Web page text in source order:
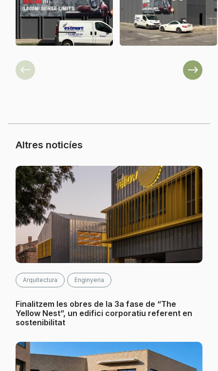
Previous Next
Altres noticíes
Arquitectura Enginyeria
Finalitzem les obres de la 3a fase de “The
Yellow Nest”, un edifici corporatiu referent en
sostenibilitat